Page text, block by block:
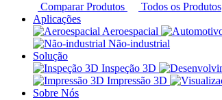
Comparar Produtos
Todos os Produtos
Aplicações
Aeroespacial
Não-industrial
Solução
Inspeção 3D
Impressão 3D
Sobre Nós